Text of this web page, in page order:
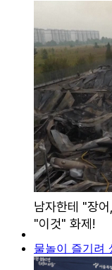
물놀이 즐기려